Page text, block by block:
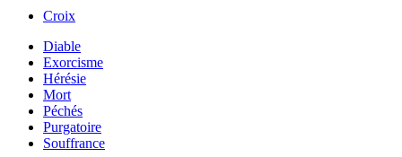
Croix
Diable
Exorcisme
Hérésie
Mort
Péchés
Purgatoire
Souffrance